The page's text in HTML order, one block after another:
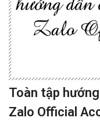
Toàn tập
Zalo Official